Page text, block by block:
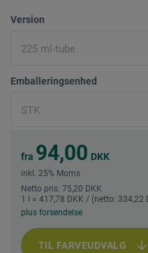
Version
Emballeringsenhed
fra 94,00 DKK
inkl. 25% Moms
Netto pris: 75,20 DKK
1 l = 417,78 DKK / (netto: 334,22
plus forsendelse
TIL FARVEUDVALG